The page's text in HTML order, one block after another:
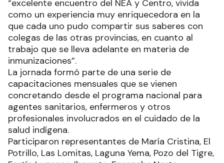
“excelente encuentro del NEA y Centro, vivida
como un experiencia muy enriquecedora en la
que cada uno pudo compartir sus saberes con
colegas de las otras provincias, en cuanto al
trabajo que se lleva adelante en materia de
inmunizaciones”.
La jornada formó parte de una serie de
capacitaciones mensuales que se vienen
concretando desde el programa nacional para
agentes sanitarios, enfermeros y otros
profesionales involucrados en el cuidado de la
salud indígena.
Participaron representantes de María Cristina, El
Potrillo, Las Lomitas, Laguna Yema, Pozo del Tigre,